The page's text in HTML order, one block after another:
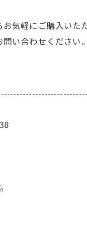
気軽にご購入いただ
い合わせください。